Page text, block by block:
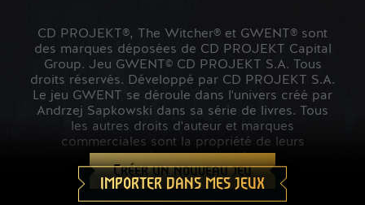
Créer un nouveau jeu
IMPORTER DANS MES JEUX
CD PROJEKT®, The Witcher® et GWENT® sont
des marques déposées de CD PROJEKT Capital
Group. Jeu GWENT© CD PROJEKT S.A. Tous
droits réservés. Développé par CD PROJEKT S.A.
Le jeu GWENT se déroule dans l'univers créé par
Andrzej Sapkowski dans sa série de livres. Tous
les autres droits d'auteur et marques
commerciales sont la propriété de leurs
propriétaires respectifs.